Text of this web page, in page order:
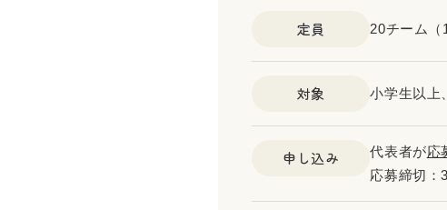
定員 20チーム
対象 小学生以上
申し込み 代表者が応
応募締切：